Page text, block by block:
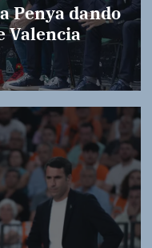
Penya dando
Valencia